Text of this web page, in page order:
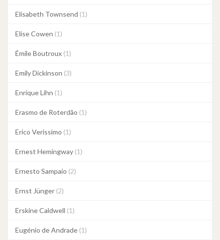
Elisabeth Townsend (1)
Elise Cowen (1)
Émile Boutroux (1)
Emily Dickinson (3)
Enrique Lihn (1)
Erasmo de Roterdão (1)
Erico Verissimo (1)
Ernest Hemingway (1)
Ernesto Sampaio (2)
Ernst Jünger (2)
Erskine Caldwell (1)
Eugénio de Andrade (1)